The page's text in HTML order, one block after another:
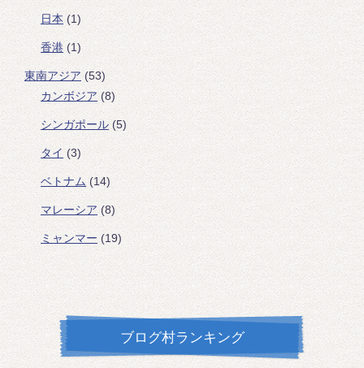
日本 (1)
香港 (1)
東南アジア (53)
カンボジア (8)
シンガポール(5)
タイ (3)
ベトナム (14)
マレーシア (8)
ミャンマー (19)
ブログ村ランキング